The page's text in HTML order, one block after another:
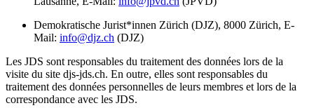
Demokratische Jurist*innen Zürich (DJZ), 8000 Zürich, E-
Mail: info@djz.ch (DJZ)
Les JDS sont responsables du traitement des données lors de la
visite du site djs-jds.ch. En outre, elles sont responsables du
traitement des données personnelles de leurs membres et lors de la
correspondance avec les JDS.